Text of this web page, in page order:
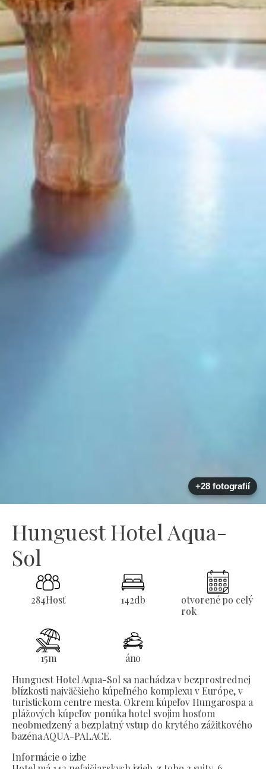
+28 fotografií
Hunguest Hotel Aqua-
Sol
284Hosť 142db
otvorené po celý
rok
15m
áno
Hunguest Hotel Aqua-Sol sa nachádza v bezprostrednej
blízkosti najväčšieho kúpeľného komplexu v Európe, v
turistickom centre mesta. Okrem kúpeľov Hungarospa a
plážových kúpeľov ponúka hotel svojim hosťom
neobmedzený a bezplatný vstup do krytého zážitkového
bazéna AQUA-PALACE.
Informácie o izbe